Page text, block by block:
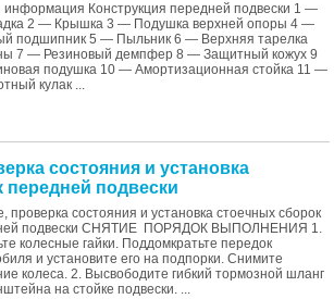
Конструкция передней подвески 1 —
2 — Крышка 3 — Подушка верхней опоры 4 —
подшипник 5 — Пыльник 6 — Верхняя тарелка
7 — Резиновый демпфер 8 — Защитный кожух 9
подушка 10 — Амортизационная стойка 11 —
кулак ...
состояния и установка
передней подвески
проверка состояния и установка стоечных сборок
подвески СНЯТИЕ ПОРЯДОК ВЫПОЛНЕНИЯ 1.
колесные гайки. Поддомкратьте передок
и установите его на подпорки. Снимите
колеса. 2. Высвободите гибкий тормозной шланг
на стойке подвески. ...